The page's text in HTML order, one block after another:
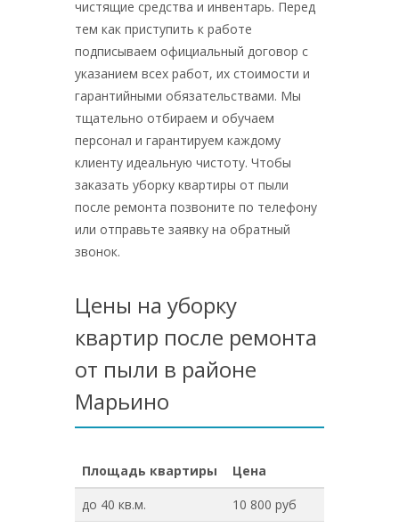
чистящие средства и инвентарь. Перед
тем как приступить к работе
подписываем официальный договор с
указанием всех работ, их стоимости и
гарантийными обязательствами. Мы
тщательно отбираем и обучаем
персонал и гарантируем каждому
клиенту идеальную чистоту. Чтобы
заказать уборку квартиры от пыли
после ремонта позвоните по телефону
или отправьте заявку на обратный
звонок.
Цены на уборку
квартир после ремонта
от пыли в районе
Марьино
Площадь квартиры
Цена
до 40 кв.м.
10 800 руб